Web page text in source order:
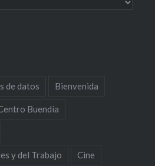
de datos Bienvenida
Buendía
y del Trabajo Cine